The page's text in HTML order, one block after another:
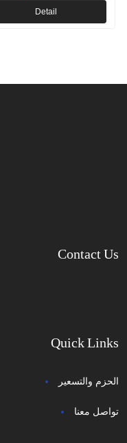
Detail
Contact Us
Quick Links
الحزم والتسعير
تواصل معنا